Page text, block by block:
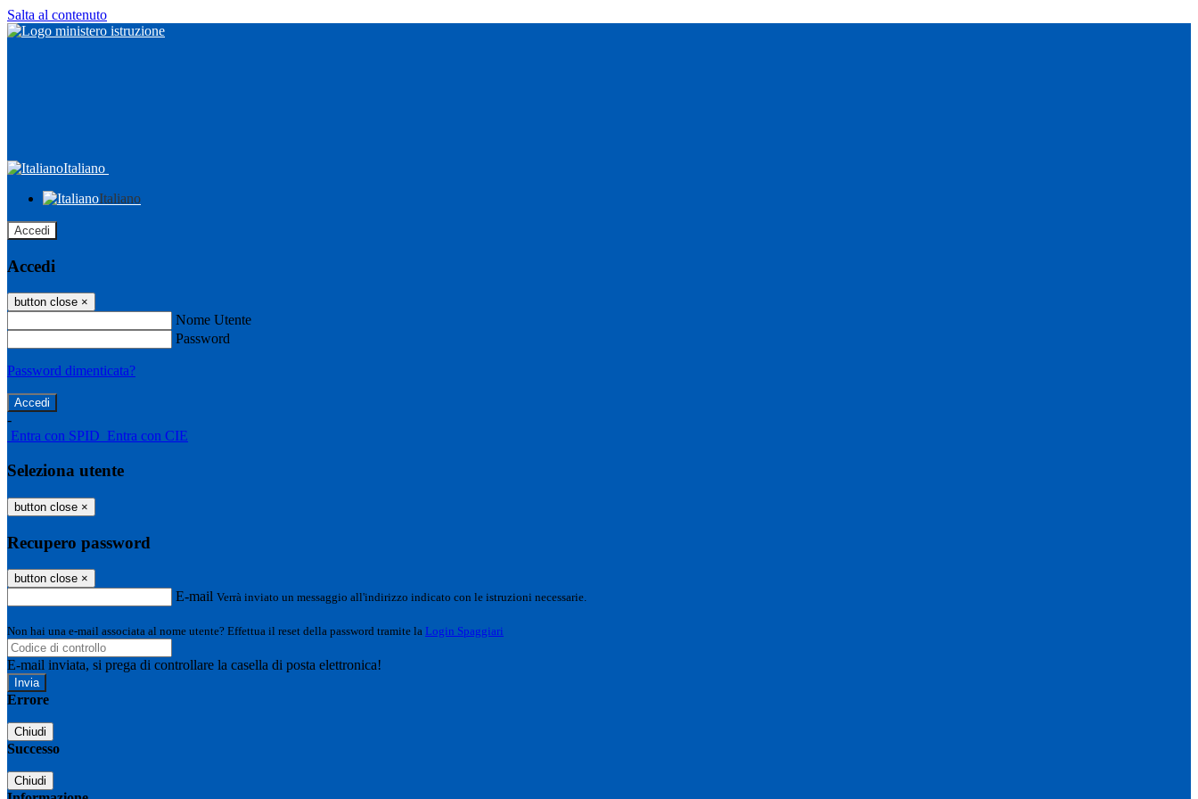
Salta al contenuto
Italiano
Italiano
Accedi
Accedi
button close ×
Nome Utente
Password
Password dimenticata?
-
Entra con SPID Entra con CIE
Seleziona utente
button close ×
Recupero password
button close ×
E-mail Verrà inviato un messaggio all'indirizzo indicato con le istruzioni necessarie.
Non hai una e-mail associata al nome utente? Effettua il reset della password tramite la Login Spaggiari
E-mail inviata, si prega di controllare la casella di posta elettronica!
Errore
Chiudi
Successo
Chiudi